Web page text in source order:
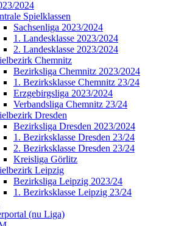
2024
Spielklassen
Sachsenliga 2023/2024
1. Landesklasse 2023/2024
2. Landesklasse 2023/2024
Chemnitz
Bezirksliga Chemnitz 2023/2024
1. Bezirksklasse Chemnitz 23/24
Erzgebirgsliga 2023/2024
Verbandsliga Chemnitz 23/24
Dresden
Bezirksliga Dresden 2023/2024
1. Bezirksklasse Dresden 23/24
2. Bezirksklasse Dresden 23/24
Kreisliga Görlitz
Leipzig
Bezirksliga Leipzig 2023/24
1. Bezirksklasse Leipzig 23/24
(nu Liga)